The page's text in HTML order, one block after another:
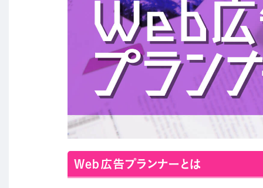
Web広告プランナーとは